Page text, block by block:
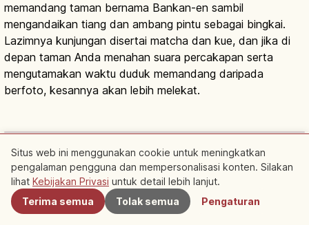
memandang taman bernama Bankan-en sambil
mengandaikan tiang dan ambang pintu sebagai bingkai.
Lazimnya kunjungan disertai matcha dan kue, dan jika di
depan taman Anda menahan suara percakapan serta
mengutamakan waktu duduk memandang daripada
berfoto, kesannya akan lebih melekat.
Kuil Hosen-in Ohara Kyoto: Taman
Bersponsor
Cari penginapan dekat Hosen-in Temple, Kyoto
Cari aktivitas di Hosen-in Temple, Kyoto
Terdekat
Situs web ini menggunakan cookie untuk meningkatkan
pengalaman pengguna dan mempersonalisasi konten. Silakan
lihat Kebijakan Privasi untuk detail lebih lanjut.
Terima semua
Tolak semua Pengaturan